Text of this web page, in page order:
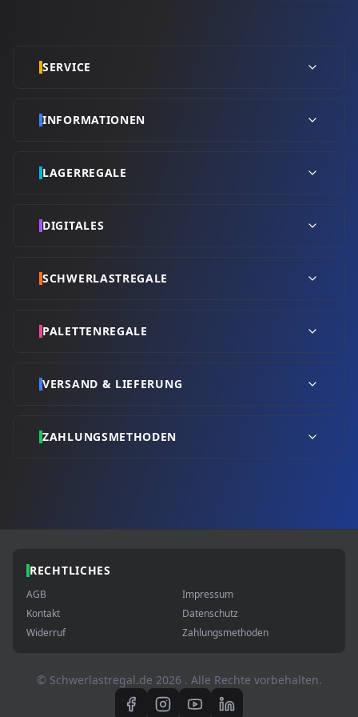
SERVICE
INFORMATIONEN
LAGERREGALE
DIGITALES
SCHWERLASTREGALE
PALETTENREGALE
VERSAND & LIEFERUNG
ZAHLUNGSMETHODEN
RECHTLICHES
AGB
Impressum
Kontakt
Datenschutz
Widerruf
Zahlungsmethoden
© Schwerlastregal.de 2026 . Alle Rechte vorbehalten.